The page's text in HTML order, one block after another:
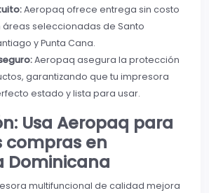
Aeropaq ofrece entrega sin costo
seleccionadas de Santo
y Punta Cana.
Aeropaq asegura la protección
garantizando que tu impresora
estado y lista para usar.
Usa Aeropaq para
compras en
Dominicana
multifuncional de calidad mejora